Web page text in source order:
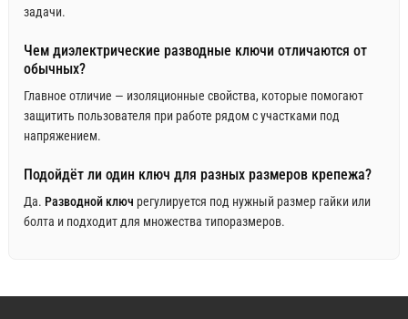
задачи.
Чем диэлектрические разводные ключи отличаются от
обычных?
Главное отличие — изоляционные свойства, которые помогают
защитить пользователя при работе рядом с участками под
напряжением.
Подойдёт ли один ключ для разных размеров крепежа?
Да. Разводной ключ регулируется под нужный размер гайки или
болта и подходит для множества типоразмеров.